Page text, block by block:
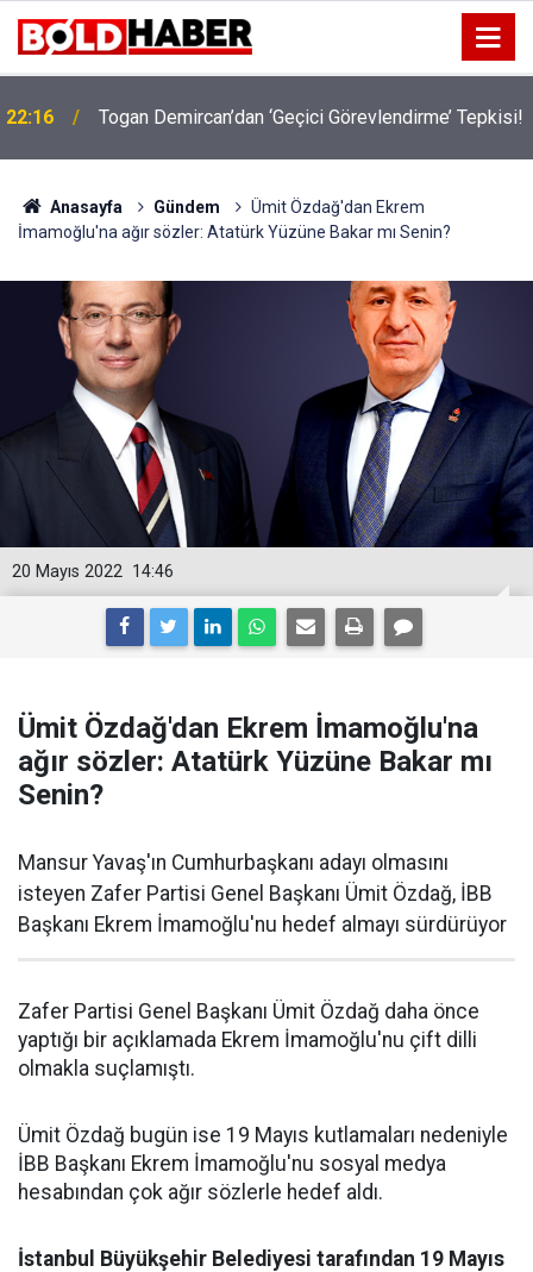
22:16 Togan Demircan’dan ‘Geçici Görevlendirme’ Tepkisi!
19:32 Sıcak Havalarda Ödem Şikayetini Hafife Almayın!
Anasayfa Gündem
Ümit Özdağ'dan Ekrem
İmamoğlu'na ağır sözler: Atatürk Yüzüne Bakar mı Senin?
14:46
20 Mayıs 2022
Ümit Özdağ'dan Ekrem İmamoğlu'na
ağır sözler: Atatürk Yüzüne Bakar mı
Senin?
Mansur Yavaş'ın Cumhurbaşkanı adayı olmasını
isteyen Zafer Partisi Genel Başkanı Ümit Özdağ, İBB
Başkanı Ekrem İmamoğlu'nu hedef almayı sürdürüyor
Zafer Partisi Genel Başkanı Ümit Özdağ daha önce
yaptığı bir açıklamada Ekrem İmamoğlu'nu çift dilli
olmakla suçlamıştı.
Ümit Özdağ bugün ise 19 Mayıs kutlamaları nedeniyle
İBB Başkanı Ekrem İmamoğlu'nu sosyal medya
hesabından çok ağır sözlerle hedef aldı.
İstanbul Büyükşehir Belediyesi tarafından 19 Mayıs